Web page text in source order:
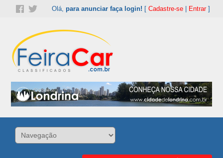
Olá, para anunciar faça login! [ Cadastre-se| Entrar]